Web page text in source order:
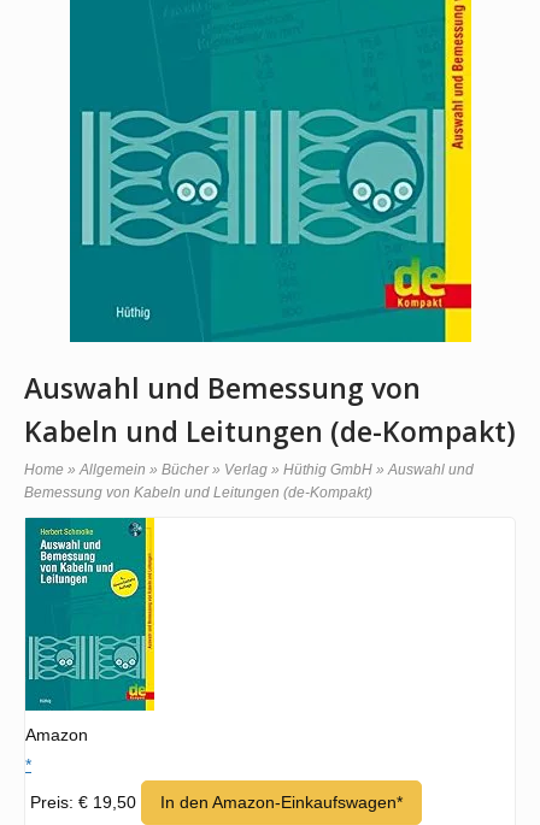
Auswahl und Bemessung von
Kabeln und Leitungen (de-Kompakt)
Home » Allgemein » Bücher » Verlag » Hüthig GmbH » Auswahl und
Bemessung von Kabeln und Leitungen (de-Kompakt)
Amazon
*
Preis: € 19,50
In den Amazon-Einkaufswagen*